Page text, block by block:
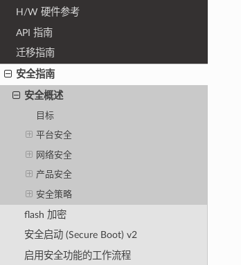
H/W 硬件参考
API 指南
迁移指南
安全指南
安全概述
目标
平台安全
网络安全
产品安全
安全策略
flash 加密
安全启动 (Secure Boot) v2
启用安全功能的工作流程